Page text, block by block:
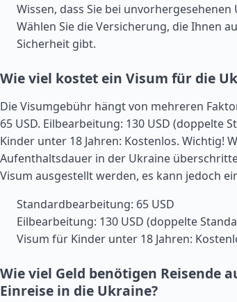
Wissen, dass Sie bei
Wählen Sie die Versicherung, die Ihnen
Sicherheit gibt.
Wie viel kostet ein Visum für die
Die Visumgebühr hängt von mehreren
65 USD. Eilbearbeitung: 130 USD (doppelte
Kinder unter 18 Jahren: Kostenlos. Wichtig!
Aufenthaltsdauer in der Ukraine
Visum ausgestellt werden, es kann jedoch
Standardbearbeitung: 65 USD
Eilbearbeitung: 130 USD (doppelte
Visum für Kinder unter 18 Jahren:
Wie viel Geld benötigen Reisende
Einreise in die Ukraine?